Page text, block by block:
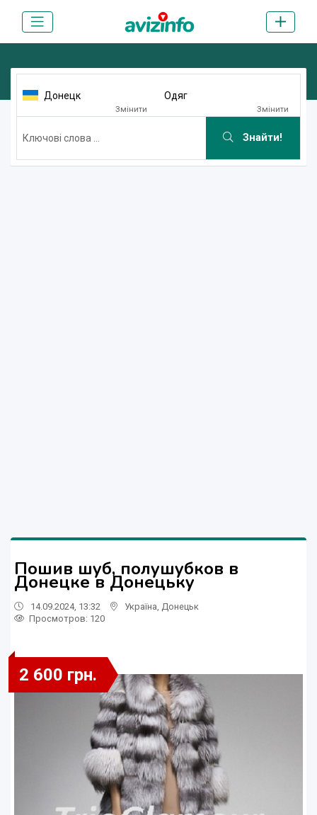
Донецк
Змінити
Одяг
Змінити
Знайти!
Пошив шуб, полушубков в
Донецке в Донецьку
14.09.2024, 13:32 Україна Донецьк
Просмотров: 120
2 600 грн.